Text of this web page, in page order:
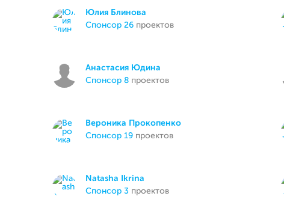
Юлия Блинова
спонсор 26 проектов
Анастасия Юдина
спонсор 8 проектов
Вероника Прокопенко
спонсор 19 проектов
Natasha Ikrina
спонсор 3 проектов